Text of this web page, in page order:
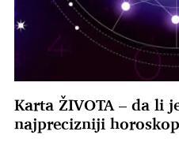
Karta ŽIVOTA – da li
najprecizniji